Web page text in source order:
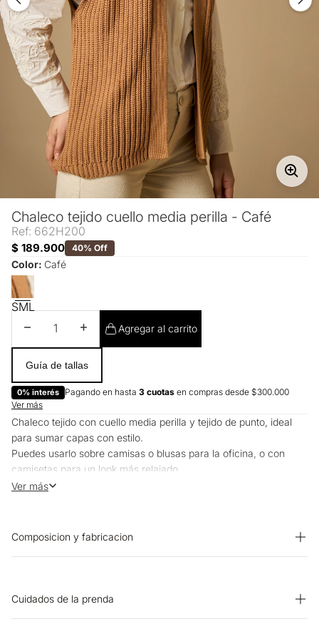
Chaleco tejido cuello media perilla - Café
Ref: 662H200
$ 189.900 40% Off
Color: Café
SML
Disminuir cantidadAumentar cantidad
Agregar al carrito
Guía de tallas
0% interés Pagando en hasta 3 cuotas en compras desde $300.000
Ver más
Chaleco tejido con cuello media perilla y tejido de punto, ideal
para sumar capas con estilo.
Puedes usarlo sobre camisas o blusas para la oficina, o con
camisetas para un look más relajado.
Ideal para días frescos o espacios más fríos.
Ver más
Composicion y fabricacion
Cuidados de la prenda